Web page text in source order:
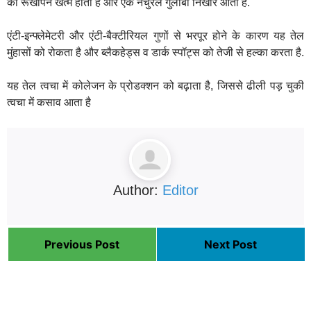
का रूखापन खत्म होता है और एक नेचुरल गुलाबी निखार आता है.
एंटी-इन्फ्लेमेटरी और एंटी-बैक्टीरियल गुणों से भरपूर होने के कारण यह तेल
मुंहासों को रोकता है और ब्लैकहेड्स व डार्क स्पॉट्स को तेजी से हल्का करता है.
यह तेल त्वचा में कोलेजन के प्रोडक्शन को बढ़ाता है, जिससे ढीली पड़ चुकी
त्वचा में कसाव आता है
Author: Editor
Previous Post Next Post